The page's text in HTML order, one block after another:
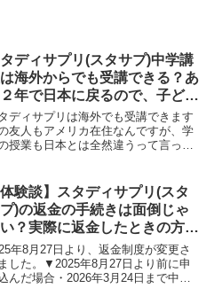
ディサプリ(スタサプ)中学講
海外からでも受講できる？あ
年で日本に戻るので、子ども
本の授業を受けさせたい。
ディサプリは海外でも受講できます
友人もアメリカ在住なんですが、学
授業も日本とは全然違うって言って
、日本の授業もある程度は把握してお
いですよね。スタディ...
体験談】スタディサプリ(スタ
)の返金の手続きは面倒じゃ
？実際に返金したときの方法
いて
年8月27日より、返金制度が変更さ
した。▼2025年8月27日より前に申
んだ場合・2026年3月24日まで中途